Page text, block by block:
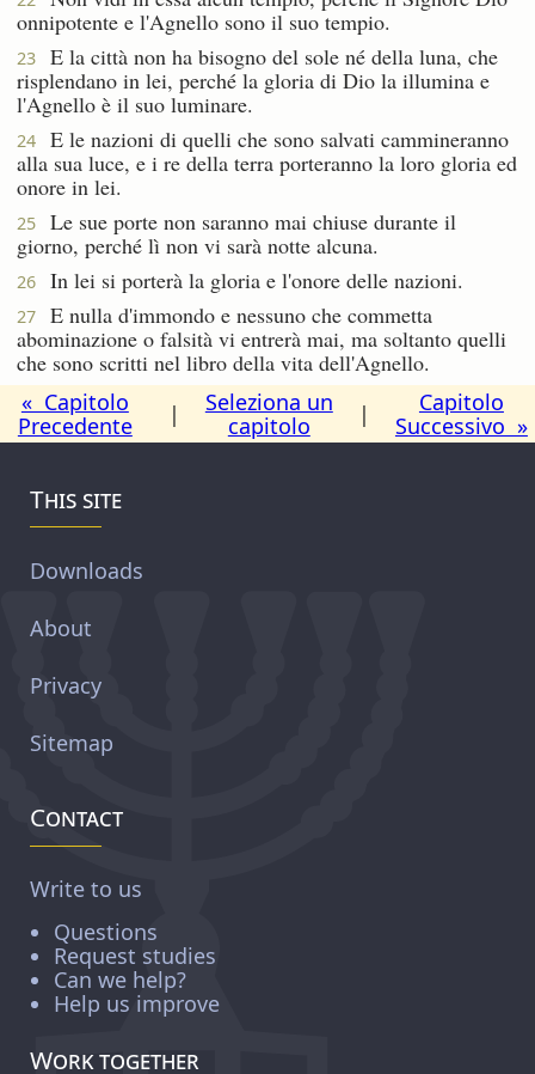
onnipotente e l'Agnello sono il suo tempio.
23
E la città non ha bisogno del sole né della luna, che
risplendano in lei, perché la gloria di Dio la illumina e
l'Agnello è il suo luminare.
24
E le nazioni di quelli che sono salvati cammineranno
alla sua luce, e i re della terra porteranno la loro gloria ed
onore in lei.
25
Le sue porte non saranno mai chiuse durante il
giorno, perché lì non vi sarà notte alcuna.
26 In lei si porterà la gloria e l'onore delle nazioni.
27
E nulla d'immondo e nessuno che commetta
abominazione o falsità vi entrerà mai, ma soltanto quelli
che sono scritti nel libro della vita dell'Agnello.
« Capitolo
Precedente
|
Seleziona un
capitolo
|
Capitolo
Successivo »
This site
Downloads
About
Privacy
Sitemap
Contact
Write to us
Questions
Request studies
Can we help?
Help us improve
Work together